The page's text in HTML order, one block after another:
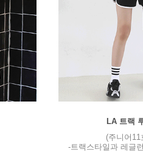
LA 트랙
(주니어11
-트랙스타일과 레글